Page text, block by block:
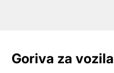
Goriva za vozila